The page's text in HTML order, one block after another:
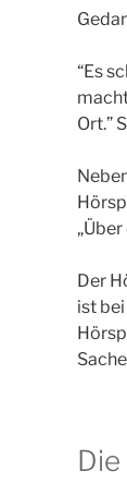
“Es
Ort.”
Der
ist